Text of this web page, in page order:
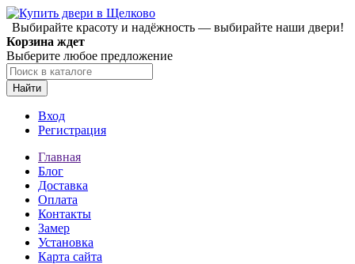
Выбирайте красоту и надёжность — выбирайте наши двери!
Корзина ждет
Выберите любое предложение
Найти
Вход
Регистрация
Главная
Блог
Доставка
Оплата
Контакты
Замер
Установка
Карта сайта